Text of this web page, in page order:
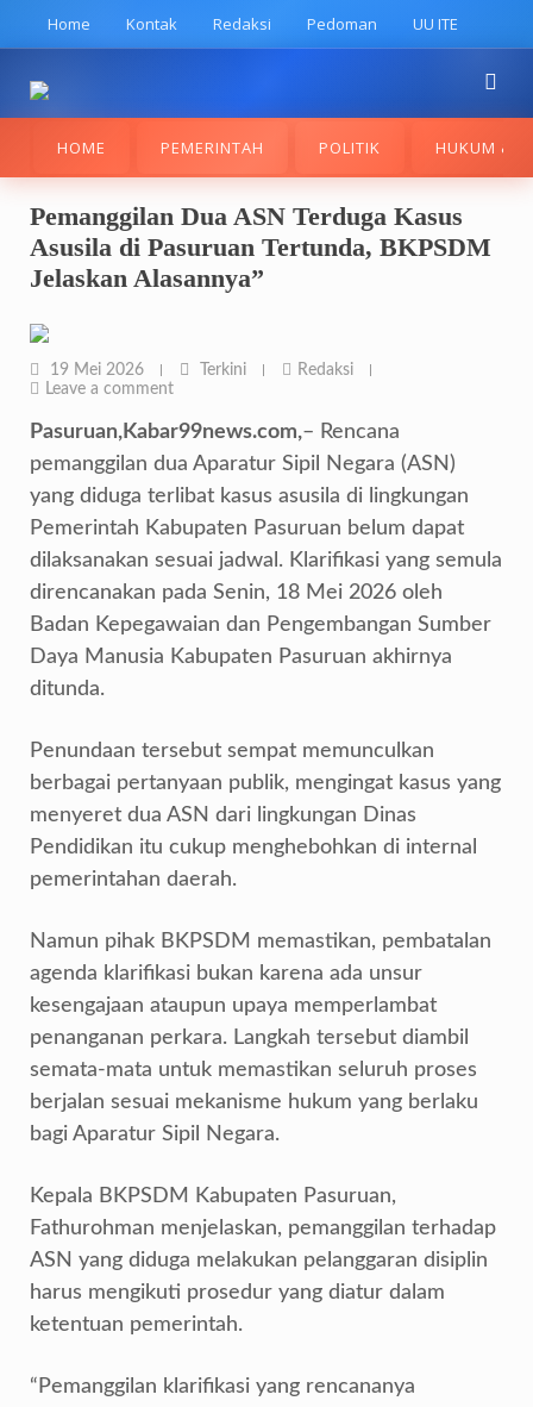
content
Home Kontak Redaksi Pedoman UU ITE
HOME PEMERINTAH POLITIK HUKUM &
Pemanggilan Dua ASN Terduga Kasus
Asusila di Pasuruan Tertunda, BKPSDM
Jelaskan Alasannya”
19 Mei 2026 Terkini
Redaksi
Leave a comment
Pasuruan,Kabar99news.com,– Rencana
pemanggilan dua Aparatur Sipil Negara (ASN)
yang diduga terlibat kasus asusila di lingkungan
Pemerintah Kabupaten Pasuruan belum dapat
dilaksanakan sesuai jadwal. Klarifikasi yang semula
direncanakan pada Senin, 18 Mei 2026 oleh
Badan Kepegawaian dan Pengembangan Sumber
Daya Manusia Kabupaten Pasuruan akhirnya
ditunda.
Penundaan tersebut sempat memunculkan
berbagai pertanyaan publik, mengingat kasus yang
menyeret dua ASN dari lingkungan Dinas
Pendidikan itu cukup menghebohkan di internal
pemerintahan daerah.
Namun pihak BKPSDM memastikan, pembatalan
agenda klarifikasi bukan karena ada unsur
kesengajaan ataupun upaya memperlambat
penanganan perkara. Langkah tersebut diambil
semata-mata untuk memastikan seluruh proses
berjalan sesuai mekanisme hukum yang berlaku
bagi Aparatur Sipil Negara.
Kepala BKPSDM Kabupaten Pasuruan,
Fathurohman menjelaskan, pemanggilan terhadap
ASN yang diduga melakukan pelanggaran disiplin
harus mengikuti prosedur yang diatur dalam
ketentuan pemerintah.
“Pemanggilan klarifikasi yang rencananya